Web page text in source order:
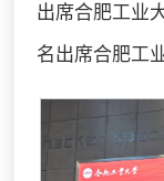
出席合肥工业
名出席合肥工